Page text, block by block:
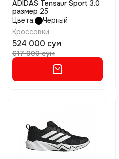
ADIDAS Tensaur Sport 3.0
размер 25
Цвета:
Черный
Кроссовки
524 000 сум
617 000 сум